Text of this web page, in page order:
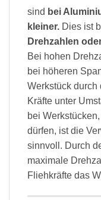
sind bei
kleiner. Dies ist
Drehzahlen
Bei hohen
bei höheren
Werkstück durch
Kräfte unter
bei
dürfen, ist die
sinnvoll. Durch
maximale
Fliehkräfte das